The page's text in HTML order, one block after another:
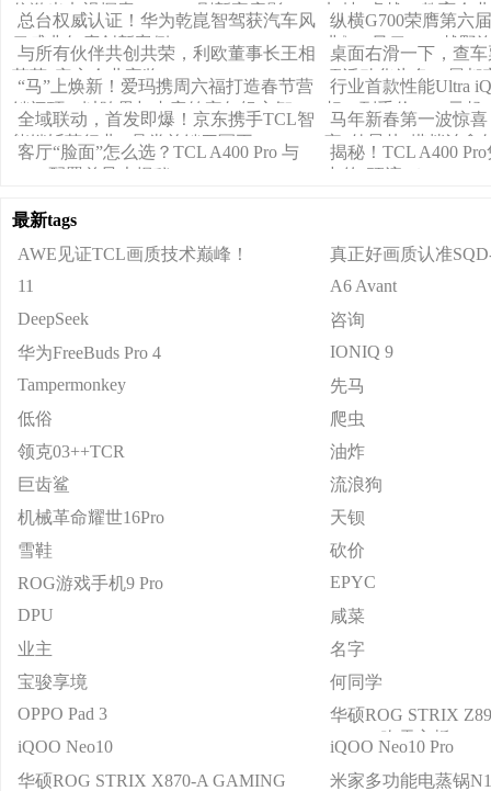
信激光电视探索X1 Ultra刷新家庭影
院“天花板”
加坡“卓越AI教育企
总台权威认证！华为乾崑智驾获汽车风
云盛典年度创新案例
纵横G700荣膺第六
典》 “风云2025越野
与所有伙伴共创共荣，利欧董事长王相
荣获“安永企业家奖”
桌面右滑一下，查
项活动华为负一屏都
“马”上焕新！爱玛携周六福打造春节营
销闭环，以跨界与内容筑牢年轻心智
行业首款性能Ultra
相，到手价4999元起
全域联动，首发即爆！京东携手TCL智
能锁斩获行业&品类首销四冠王
马年新春第一波惊
宣“外星从”搭档治愈
客厅“脸面”怎么选？TCL A400 Pro 与
A7F 配置差异大揭秘
揭秘！TCL A400
中的“顶流”？
最新tags
AWE见证TCL画质技术巅峰！
真正好画质认准
11
A6 Avant
DeepSeek
咨询
华为FreeBuds Pro 4
IONIQ 9
Tampermonkey
先马
低俗
爬虫
领克03++TCR
油炸
巨齿鲨
流浪狗
机械革命耀世16Pro
天钡
雪鞋
砍价
ROG游戏手机9 Pro
EPYC
DPU
咸菜
业主
名字
宝骏享境
何同学
OPPO Pad 3
华硕ROG STRIX
WIFI S 吹雪主板
iQOO Neo10
iQOO Neo10 Pro
华硕ROG STRIX X870-A GAMING
米家多功能电蒸锅N1